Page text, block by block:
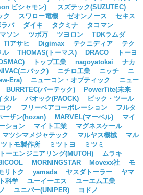
ビシャモン)
スズテック(SUZUTEC)
ク スワロー電機 ゼオンノース
セキス
バ ダイキ タクミナ
タコマン
ソン ツボ万 ツヨロン
TDKラムダ
TIアサヒ Digimax テクニディア
テク
ル THOMAS(トーマス) DRACO
トーヨ
トップ工業 nagoyatokai
ナカ
ニバック) ニチロ工業 ニッチ
ニ
Era) ニューコン・オプティック
ニュー
BURRTEC(バーテック)
PowerTite(未来
タル パオック(PAOCK)
ビック・ツール
ク フリーベアコーポレーション
フルタ
ーザン(hozan) MARVEL(マーベル)
マイ
ション マイト工業
マグネスケール
マツシマメジャテック マルヤス機械
マル
ツトモ製作所 ミツトヨ
ミツミ
ーエンジニアリング(MUTOH)
ムラキ
MORNINGSTAR Movexx社
モ
リトク yamada ヤスダトーラー
ヤマ
科学 ユーイーエス
ユーエム工業
ユニパー(UNIPER)
ヨドノ